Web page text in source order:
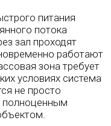
питания
потока
зал проходят
работают
зона требует
условиях система
не просто
полноценным